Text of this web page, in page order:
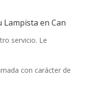
Lampista en Can
servicio. Le
con carácter de